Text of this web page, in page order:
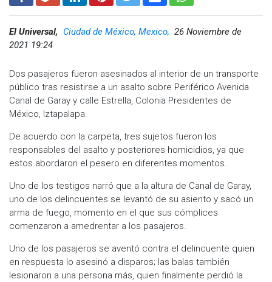
El Universal, Ciudad de México, Mexico, 26 Noviembre de
2021 19:24
Dos pasajeros fueron asesinados al interior de un transporte
público tras resistirse a un asalto sobre Periférico Avenida
Canal de Garay y calle Estrella, Colonia Presidentes de
México, Iztapalapa.
De acuerdo con la carpeta, tres sujetos fueron los
responsables del asalto y posteriores homicidios, ya que
estos abordaron el pesero en diferentes momentos.
Uno de los testigos narró que a la altura de Canal de Garay,
uno de los delincuentes se levantó de su asiento y sacó un
arma de fuego, momento en el que sus cómplices
comenzaron a amedrentar a los pasajeros.
Uno de los pasajeros se aventó contra el delincuente quien
en respuesta lo asesinó a disparos; las balas también
lesionaron a una persona más, quien finalmente perdió la